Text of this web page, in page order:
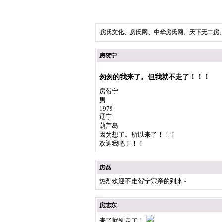
房氏文化、房氏网、中华房氏网、天下无二房
房贺宁
匆匆的我来了。但我就不走了！！！
房贺宁
男
1979
辽宁
葫芦岛
因为想了。所以来了！！！
欢迎我吧！！！
房磊
热烈欢迎不走贺宁宗亲的到来~
房志东
来了就别走了！